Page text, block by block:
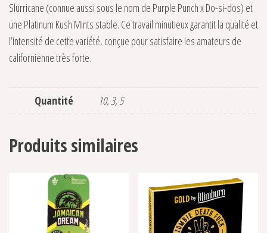
Slurricane (connue aussi sous le nom de Purple Punch x Do-si-dos) et
une Platinum Kush Mints stable. Ce travail minutieux garantit la qualité et
l’intensité de cette variété, conçue pour satisfaire les amateurs de
californienne très forte.
Quantité 10, 3, 5
Produits similaires